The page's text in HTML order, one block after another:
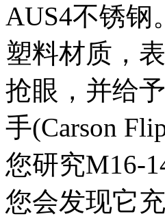
AUS4不锈
塑料材质，
抢眼，并给
手(Carson
您研究M16-
您会发现它